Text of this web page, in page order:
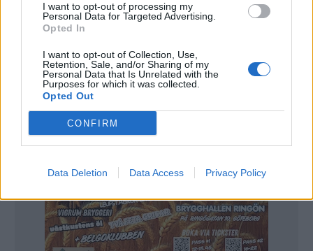
I want to opt-out of processing my
Personal Data for Targeted Advertising.
Opted In
I want to opt-out of Collection, Use,
Retention, Sale, and/or Sharing of my
Personal Data that Is Unrelated with the
Purposes for which it was collected.
Opted Out
CONFIRM
Data Deletion Data Access Privacy Policy
det lite.